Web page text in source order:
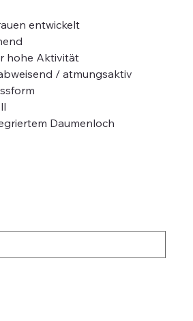
entwickelt
hohe Aktivität
/ atmungsaktiv
Daumenloch